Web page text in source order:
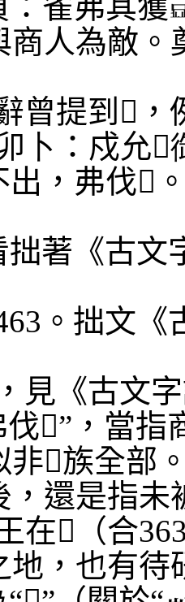
商人為敵。
曾提到 𡵂
卜 ：戍允𡵂
出，弗伐𡵂
拙著《古文
。拙文
見《古文
伐𡵂”，當指
非𡵂族全部
，還是指未
在𡵂 （合
地，也有待